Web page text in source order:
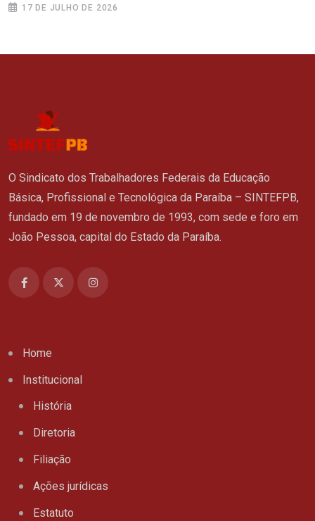
17 DE JULHO DE 2026
O Sindicato dos Trabalhadores Federais da Educação
Básica, Profissional e Tecnológica da Paraíba – SINTEFPB,
fundado em 19 de novembro de 1993, com sede e foro em
João Pessoa, capital do Estado da Paraíba.
Home
Institucional
História
Diretoria
Filiação
Ações jurídicas
Estatuto